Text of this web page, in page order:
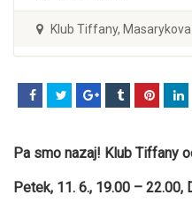
Klub Tiffany,
Pa smo nazaj! Klub Tiffany
Petek, 11. 6., 19.00 – 22.00,